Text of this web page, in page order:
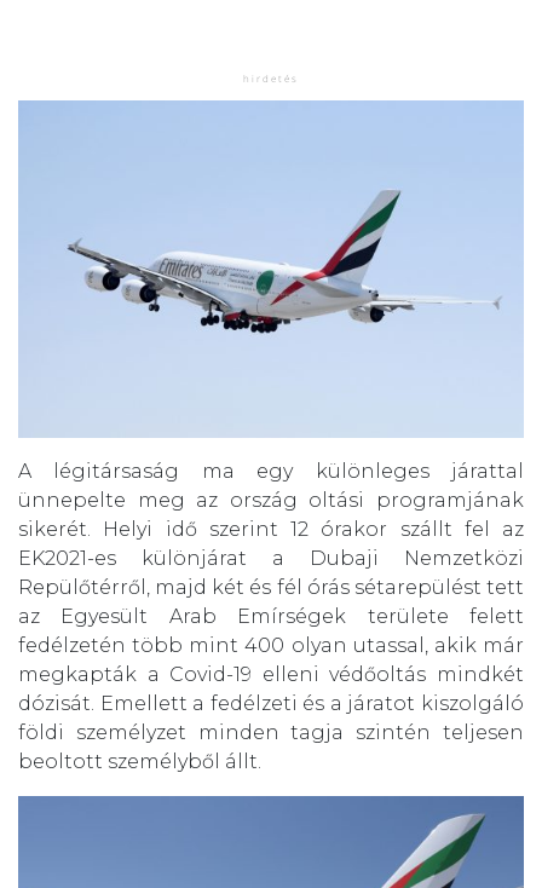
A légitársaság ma egy különleges járattal
ünnepelte meg az ország oltási programjának
sikerét. Helyi idő szerint 12 órakor szállt fel az
EK2021-es különjárat a Dubaji Nemzetközi
Repülőtérről, majd két és fél órás sétarepülést tett
az Egyesült Arab Emírségek területe felett
fedélzetén több mint 400 olyan utassal, akik már
megkapták a Covid-19 elleni védőoltás mindkét
dózisát. Emellett a fedélzeti és a járatot kiszolgáló
földi személyzet minden tagja szintén teljesen
beoltott személyből állt.